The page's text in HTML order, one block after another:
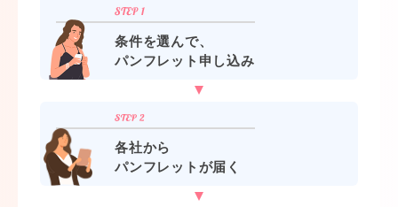
条件を選んで、
パンフレット申し込み
各社から
パンフレットが届く